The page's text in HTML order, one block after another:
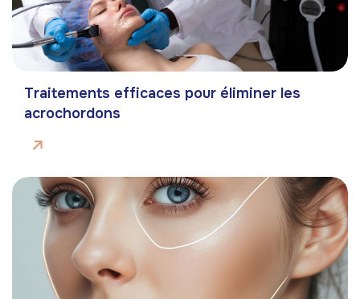
Traitements efficaces pour éliminer les
acrochordons